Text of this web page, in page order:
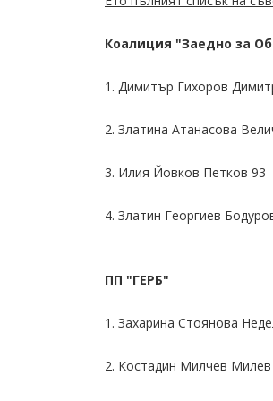
Коалиция "Заедно за
1. Димитър Гихоров
2. Златина Атанасова
3. Илия Йовков Петков 93
4. Златин Георгиев
ПП "ГЕРБ"
1. Захарина Стоянова
2. Костадин Милчев